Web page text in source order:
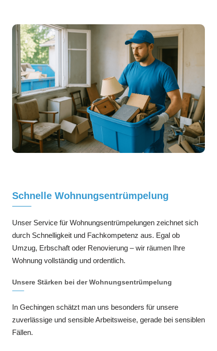
Schnelle Wohnungsentrümpelung
Unser Service für Wohnungsentrümpelungen zeichnet sich
durch Schnelligkeit und Fachkompetenz aus. Egal ob
Umzug, Erbschaft oder Renovierung – wir räumen Ihre
Wohnung vollständig und ordentlich.
Unsere Stärken bei der Wohnungsentrümpelung
In Gechingen schätzt man uns besonders für unsere
zuverlässige und sensible Arbeitsweise, gerade bei sensiblen
Fällen.